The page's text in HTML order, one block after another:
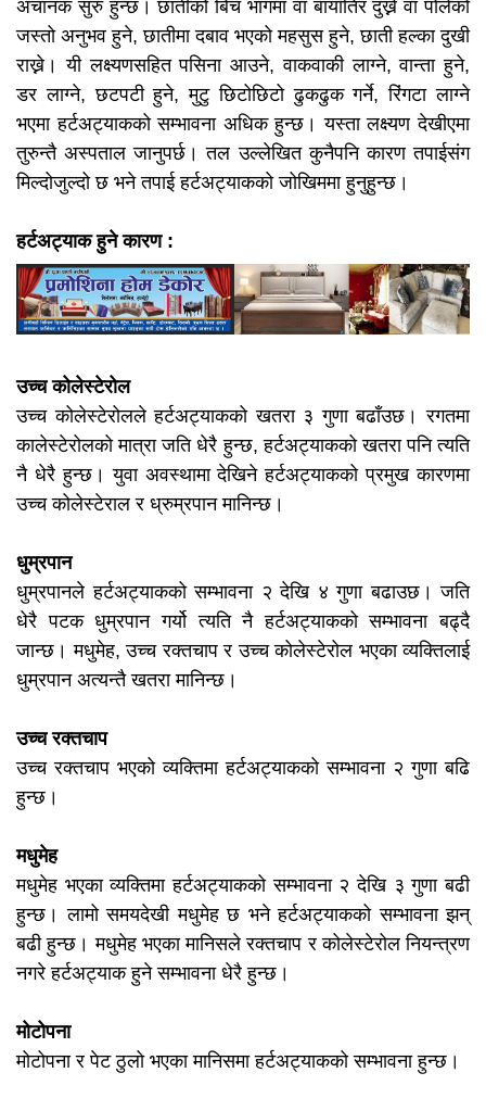
अचानक सुरु हुन्छ। छातीको बिच भागमा वा बायाँतिर दुख्ने वा पोलेको
जस्तो अनुभव हुने, छातीमा दबाव भएको महसुस हुने, छाती हल्का दुखी
राख्ने। यी लक्ष्यणसहित पसिना आउने, वाकवाकी लाग्ने, वान्ता हुने,
डर लाग्ने, छटपटी हुने, मुटु छिटोछिटो ढुकढुक गर्ने, रिंगटा लाग्ने
भएमा हर्टअट्याकको सम्भावना अधिक हुन्छ। यस्ता लक्ष्यण देखीएमा
तुरुन्तै अस्पताल जानुपर्छ। तल उल्लेखित कुनैपनि कारण तपाईसंग
मिल्दोजुल्दो छ भने तपाई हर्टअट्याकको जोखिममा हुनुहुन्छ।
हर्टअट्याक हुने कारण :
उच्च कोलेस्टेरोल
उच्च कोलेस्टेरोलले हर्टअट्याकको खतरा ३ गुणा बढाँउछ। रगतमा
कालेस्टेरोलको मात्रा जति धेरै हुन्छ, हर्टअट्याकको खतरा पनि त्यति
नै धेरै हुन्छ। युवा अवस्थामा देखिने हर्टअट्याकको प्रमुख कारणमा
उच्च कोलेस्टेराल र ध्रुम्रपान मानिन्छ।
धुम्रपान
धुम्रपानले हर्टअट्याकको सम्भावना २ देखि ४ गुणा बढाउछ। जति
धेरै पटक धुम्रपान गर्यो त्यति नै हर्टअट्याकको सम्भावना बढ्दै
जान्छ। मधुमेह, उच्च रक्तचाप र उच्च कोलेस्टेरोल भएका व्यक्तिलाई
धुम्रपान अत्यन्तै खतरा मानिन्छ।
उच्च रक्तचाप
उच्च रक्तचाप भएको व्यक्तिमा हर्टअट्याकको सम्भावना २ गुणा बढि
हुन्छ।
मधुमेह
मधुमेह भएका व्यक्तिमा हर्टअट्याकको सम्भावना २ देखि ३ गुणा बढी
हुन्छ। लामो समयदेखी मधुमेह छ भने हर्टअट्याकको सम्भावना झन्
बढी हुन्छ। मधुमेह भएका मानिसले रक्तचाप र कोलेस्टेरोल नियन्त्रण
नगरे हर्टअट्याक हुने सम्भावना धेरै हुन्छ।
मोटोपना
मोटोपना र पेट ठुलो भएका मानिसमा हर्टअट्याकको सम्भावना हुन्छ।